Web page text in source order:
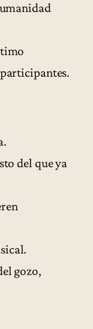
del que ya
gozo,